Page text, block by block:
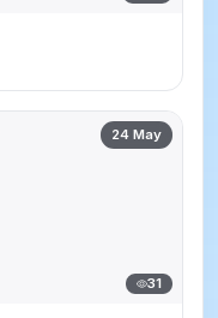
24 May
31